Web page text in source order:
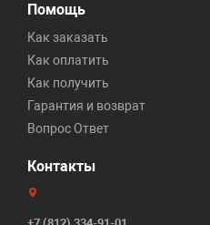
Помощь
Как заказать
Как оплатить
Как получить
Гарантия и возврат
Вопрос Ответ
Контакты